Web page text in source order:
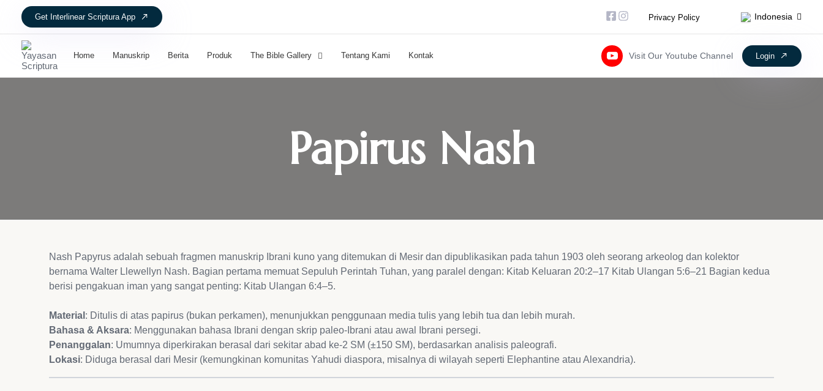
Get Interlinear Scriptura App Facebook-square
InstagramPrivacy Policy Indonesia
Home Manuskrip Berita Produk The Bible Gallery Tentang Kami Kontak Visit Our Youtube Channel Login
Papirus Nash
Nash Papyrus adalah sebuah fragmen manuskrip Ibrani kuno yang ditemukan di Mesir dan dipublikasikan pada tahun 1903 oleh seorang arkeolog dan kolektor
bernama Walter Llewellyn Nash. Bagian pertama memuat Sepuluh Perintah Tuhan, yang paralel dengan: Kitab Keluaran 20:2–17 Kitab Ulangan 5:6–21 Bagian kedua
berisi pengakuan iman yang sangat penting: Kitab Ulangan 6:4–5.
Material : Ditulis di atas papirus (bukan perkamen), menunjukkan penggunaan media tulis yang lebih tua dan lebih murah.
Bahasa & Aksara: Menggunakan bahasa Ibrani dengan skrip paleo-Ibrani atau awal Ibrani persegi.
Penanggalan: Umumnya diperkirakan berasal dari sekitar abad ke-2 SM (±150 SM), berdasarkan analisis paleografi.
Lokasi: Diduga berasal dari Mesir (kemungkinan komunitas Yahudi diaspora, misalnya di wilayah seperti Elephantine atau Alexandria).